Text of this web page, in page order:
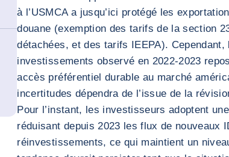
à l’USMCA a jusqu’ici protégé les
douane (exemption des tarifs de la section
détachées, et des tarifs IEEPA). Cependant,
investissements observé en 2022-2023
accès préférentiel durable au marché
incertitudes dépendra de l’issue de la
Pour l’instant, les investisseurs adoptent
réduisant depuis 2023 les flux de nouveaux
réinvestissements, ce qui maintient un